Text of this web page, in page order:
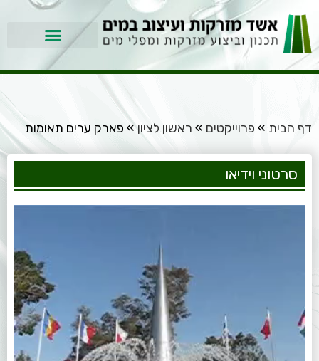
דף הבית » פרוייקטים » ראשון לציון» פארק ערים תאומות
סרטוני וידיאו